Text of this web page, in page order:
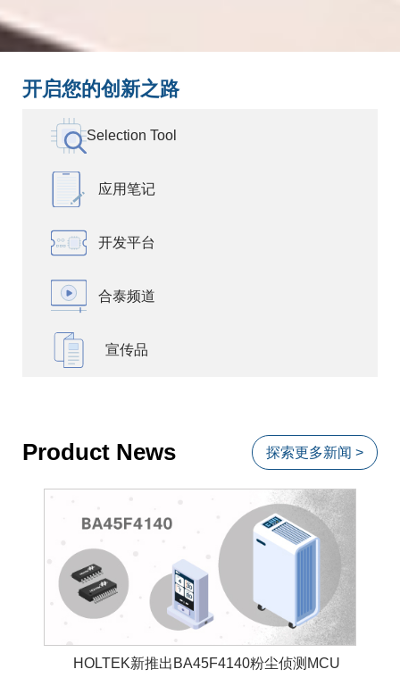
开启您的创新之路
Selection Tool
应用笔记
开发平台
合泰频道
宣传品
Product News 探索更多新闻 >
HOLTEK新推出BA45F4140粉尘侦测MCU